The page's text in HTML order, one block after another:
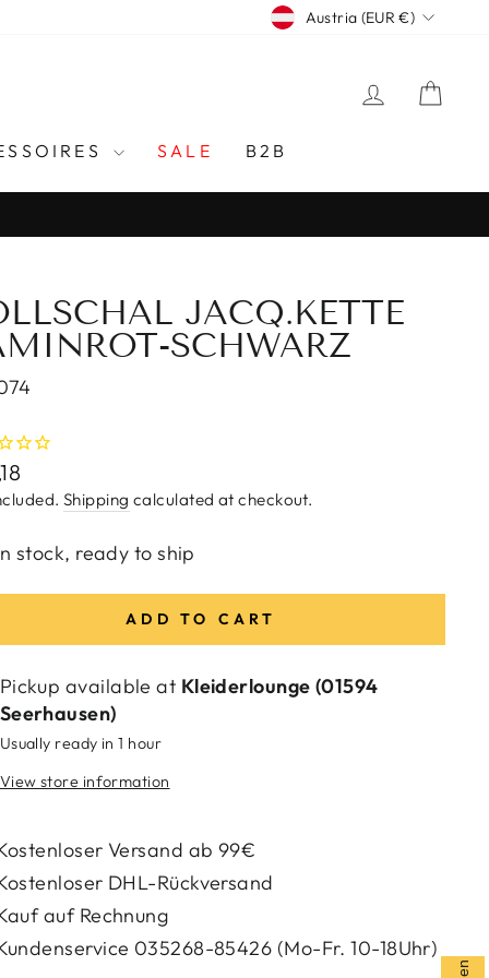
CURRENCY
Austria (EUR €)
LOG IN
SALE B2B
JACQ.KETTE
SCHWARZ
Shipping calculated at checkout.
stock, ready to ship
ADD TO CART
Pickup available at Kleiderlounge (01594
Seerhausen)
Usually ready in 1 hour
View store information
Versand ab 99€
DHL-Rückversand
auf Rechnung
035268-85426 (Mo-Fr. 10-18Uhr)